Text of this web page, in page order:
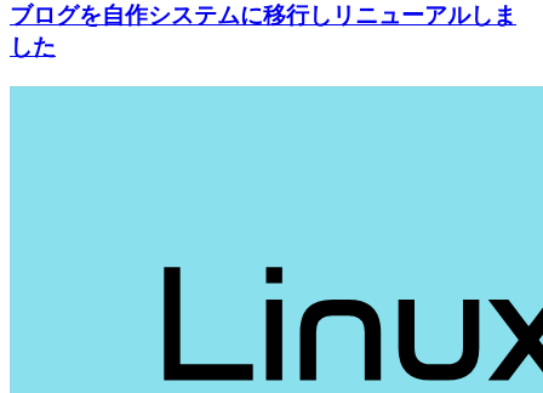
ブログを自作システムに移行しリニューアルしま
した